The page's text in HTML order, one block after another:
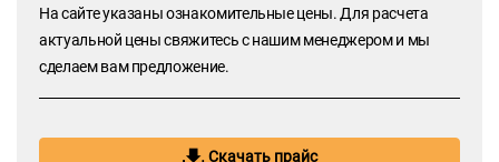
На сайте указаны ознакомительные цены. Для расчета
актуальной цены свяжитесь с нашим менеджером и мы
сделаем вам предложение.
Скачать прайс